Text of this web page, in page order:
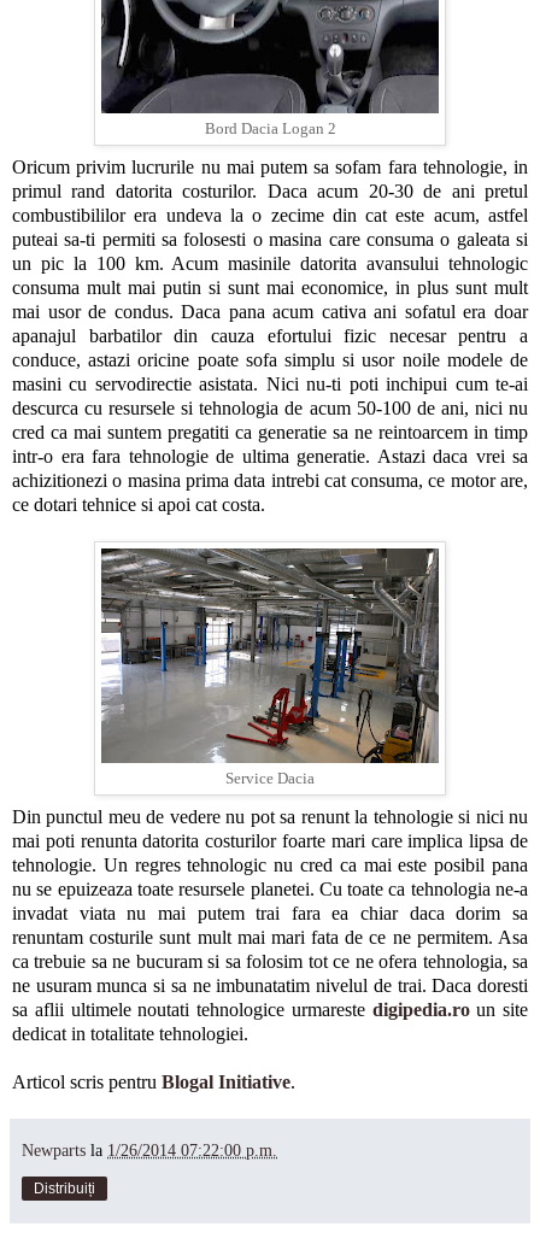
Bord Dacia Logan 2
Oricum privim lucrurile nu mai putem sa sofam fara tehnologie, in
primul rand datorita costurilor. Daca acum 20-30 de ani pretul
combustibililor era undeva la o zecime din cat este acum, astfel
puteai sa-ti permiti sa folosesti o masina care consuma o galeata si
un pic la 100 km. Acum masinile datorita avansului tehnologic
consuma mult mai putin si sunt mai economice, in plus sunt mult
mai usor de condus. Daca pana acum cativa ani sofatul era doar
apanajul barbatilor din cauza efortului fizic necesar pentru a
conduce, astazi oricine poate sofa simplu si usor noile modele de
masini cu servodirectie asistata. Nici nu-ti poti inchipui cum te-ai
descurca cu resursele si tehnologia de acum 50-100 de ani, nici nu
cred ca mai suntem pregatiti ca generatie sa ne reintoarcem in timp
intr-o era fara tehnologie de ultima generatie. Astazi daca vrei sa
achizitionezi o masina prima data intrebi cat consuma, ce motor are,
ce dotari tehnice si apoi cat costa.
Service Dacia
Din punctul meu de vedere nu pot sa renunt la tehnologie si nici nu
mai poti renunta datorita costurilor foarte mari care implica lipsa de
tehnologie. Un regres tehnologic nu cred ca mai este posibil pana
nu se epuizeaza toate resursele planetei. Cu toate ca tehnologia ne-a
invadat viata nu mai putem trai fara ea chiar daca dorim sa
renuntam costurile sunt mult mai mari fata de ce ne permitem. Asa
ca trebuie sa ne bucuram si sa folosim tot ce ne ofera tehnologia, sa
ne usuram munca si sa ne imbunatatim nivelul de trai. Daca doresti
sa aflii ultimele noutati tehnologice urmareste digipedia.roun site
dedicat in totalitate tehnologiei.
Articol scris pentru Blogal Initiative.
Newparts la 1/26/2014 07:22:00 p.m.
Distribuiți